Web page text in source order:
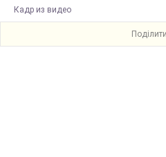
Кадр из видео